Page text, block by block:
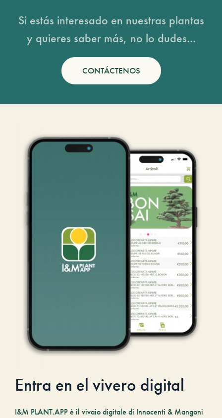
Si estás interesado en nuestras plantas
y quieres saber más, no lo dudes...
CONTÁCTENOS
Entra en el vivero digital
I&M PLANT.APP è il vivaio digitale di Innocenti & Mangoni